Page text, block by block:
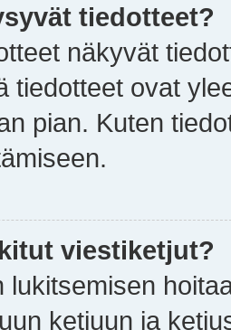
tiedotteet?
näkyvät
tiedotteet ovat
pian. Kuten
viestiketjut?
lukitsemisen
ketjuun ja